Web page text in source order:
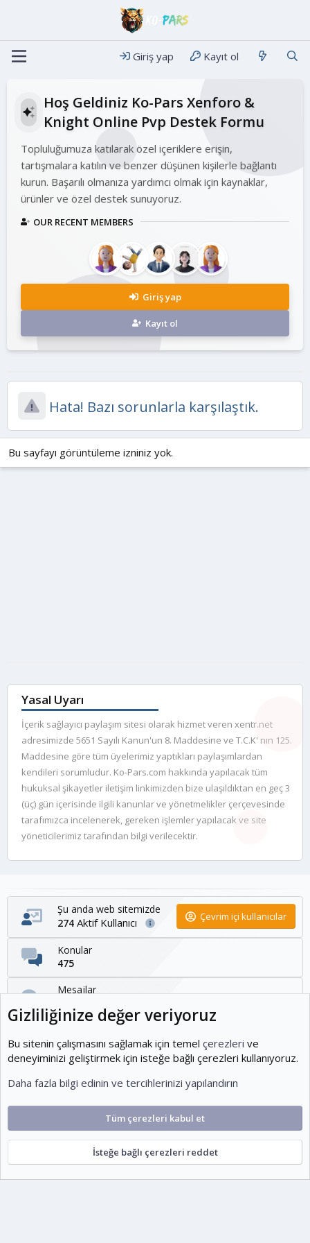
Giriş yap Kayıt ol
Hoş Geldiniz Ko-Pars Xenforo &
Knight Online Pvp Destek Formu
Topluluğumuza katılarak özel içeriklere erişin,
tartışmalara katılın ve benzer düşünen kişilerle bağlantı
kurun. Başarılı olmanıza yardımcı olmak için kaynaklar,
ürünler ve özel destek sunuyoruz.
OUR RECENT MEMBERS
Giriş yap
Kayıt ol
Hata! Bazı sorunlarla karşılaştık.
Bu sayfayı görüntüleme izniniz yok.
Yasal Uyarı
İçerik sağlayıcı paylaşım sitesi olarak hizmet veren xentr.net
adresimizde 5651 Sayılı Kanun'un 8. Maddesine ve T.C.K' nın 125.
Maddesine göre tüm üyelerimiz yaptıkları paylaşımlardan
kendileri sorumludur. Ko-Pars.com hakkında yapılacak tüm
hukuksal şikayetler iletişim linkimizden bize ulaşıldıktan en geç 3
(üç) gün içerisinde ilgili kanunlar ve yönetmelikler çerçevesinde
tarafımızca incelenerek, gereken işlemler yapılacak ve site
yöneticilerimiz tarafından bilgi verilecektir.
Şu anda web sitemizde
274 Aktif Kullanıcı Çevrim içi kullanıcılar
Konular
475
Mesajlar
1,954
Son üye
KOEditor
Cookies Ko-ParsV2
Türkçe (TR)
Gizlilik politikası Yardım Ana sayfa
S
escort
Gizliliğinize değer veriyoruz
Bu sitenin çalışmasını sağlamak için temel çerezleri ve
deneyiminizi geliştirmek için isteğe bağlı çerezleri kullanıyoruz.
Daha fazla bilgi edinin ve tercihlerinizi yapılandırın
Tüm çerezleri kabul et
İsteğe bağlı çerezleri reddet